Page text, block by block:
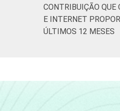
CONTRIBUIÇÃO QUE
E INTERNET
ÚLTIMOS 12 MESES